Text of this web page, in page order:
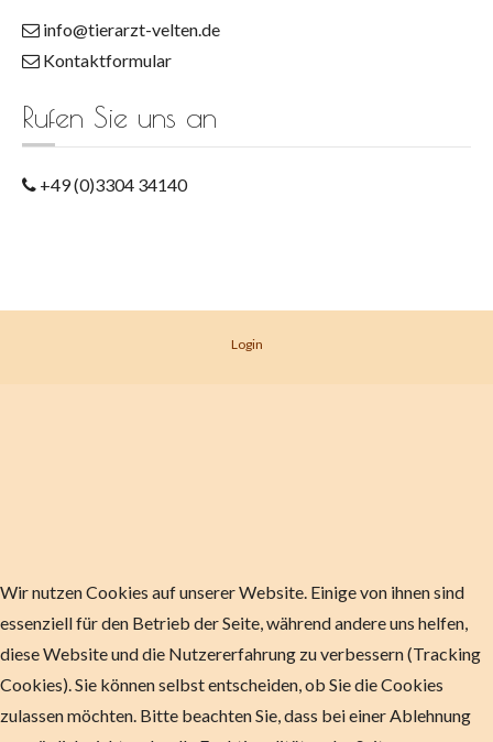
info@tierarzt-velten.de
Kontaktformular
Rufen Sie uns an
+49 (0)3304 34140
Login
Wir nutzen Cookies auf unserer Website. Einige von ihnen sind
essenziell für den Betrieb der Seite, während andere uns helfen,
diese Website und die Nutzererfahrung zu verbessern (Tracking
Cookies). Sie können selbst entscheiden, ob Sie die Cookies
zulassen möchten. Bitte beachten Sie, dass bei einer Ablehnung